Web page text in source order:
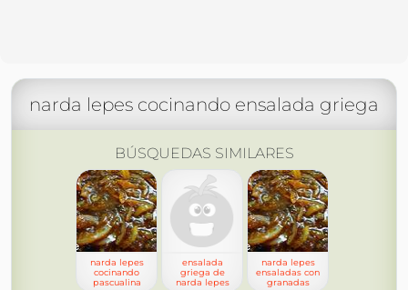
narda lepes cocinando ensalada griega
BÚSQUEDAS SIMILARES
narda lepes
cocinando
pascualina
ensalada
griega de
narda lepes
narda lepes
ensaladas con
granadas